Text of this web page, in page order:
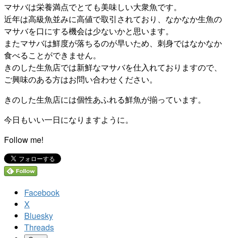
マサバは栄養満点でとても美味しい大衆魚です。
近年は高級魚並みに高値で取引されており、なかなか生魚の
マサバを口にする機会は少ないかと思います。
またマサバは鮮度が落ちるのが早いため、刺身ではなかなか
食べることができません。
きのした生魚店では新鮮なマサバを仕入れておりますので、
ご興味のある方はお問い合わせください。
きのした生魚店には個性あふれる鮮魚が揃っています。
今日もいい一日になりますように。
Follow me!
Facebook
X
Bluesky
Threads